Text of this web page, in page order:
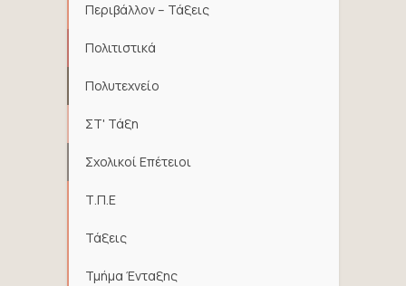
Περιβάλλον – Τάξεις
Πολιτιστικά
Πολυτεχνείο
ΣΤ' Τάξη
Σχολικοί Επέτειοι
Τ.Π.Ε
Τάξεις
Τμήμα Ένταξης